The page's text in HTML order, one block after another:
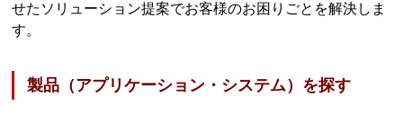
せたソリューション提案でお客様のお困りごとを解決しま
す。
製品（アプリケーション・システム）を探す